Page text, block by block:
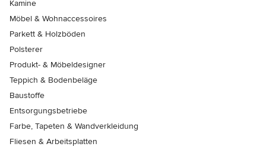
Kamine
Möbel & Wohnaccessoires
Parkett & Holzböden
Polsterer
Produkt- & Möbeldesigner
Teppich & Bodenbeläge
Baustoffe
Entsorgungsbetriebe
Farbe, Tapeten & Wandverkleidung
Fliesen & Arbeitsplatten